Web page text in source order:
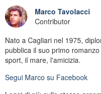
Marco Tavolacci
Contributor
Nato a Cagliari nel 1975,
pubblica il suo primo
sport, il mare, l'amicizia.
Segui Marco su Facebook